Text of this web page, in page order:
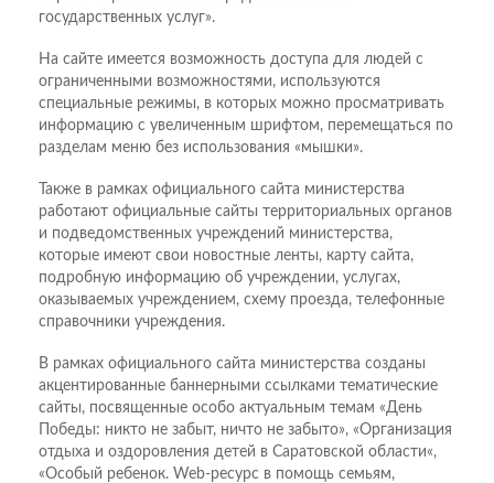
государственных услуг».
На сайте имеется возможность доступа для людей с
ограниченными возможностями, используются
специальные режимы, в которых можно просматривать
информацию с увеличенным шрифтом, перемещаться по
разделам меню без использования «мышки».
Также в рамках официального сайта министерства
работают официальные сайты территориальных органов
и подведомственных учреждений министерства,
которые имеют свои новостные ленты, карту сайта,
подробную информацию об учреждении, услугах,
оказываемых учреждением, схему проезда, телефонные
справочники учреждения.
В рамках официального сайта министерства созданы
акцентированные баннерными ссылками тематические
сайты, посвященные особо актуальным темам «День
Победы: никто не забыт, ничто не забыто», «Организация
отдыха и оздоровления детей в Саратовской области«,
«Особый ребенок. Web-ресурс в помощь семьям,